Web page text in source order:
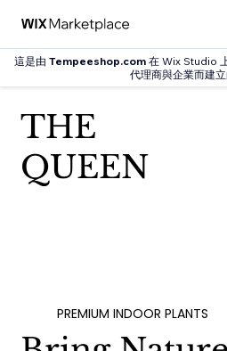
這是由 Tempeeshop.com 在 Wix Studio
代理商與企業而建立